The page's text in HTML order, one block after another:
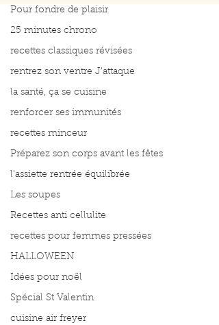
Pour fondre de plaisir
25 minutes chrono
recettes classiques révisées
rentrez son ventre J'attaque
la santé, ça se cuisine
renforcer ses immunités
recettes minceur
Préparez son corps avant les fêtes
l'assiette rentrée équilibrée
Les soupes
Recettes anti cellulite
recettes pour femmes pressées
HALLOWEEN
Idées pour noël
Spécial St Valentin
cuisine air freyer